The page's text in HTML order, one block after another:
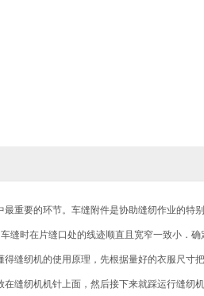
重要的环节。车缝附件是协助缝纫作业的特
缝时在片缝口处的线迹顺直且宽窄一致小．确
缝纫机的使用原理，先根据量好的衣服尺寸
缝纫机机针上面，然后接下来就踩运行缝纫